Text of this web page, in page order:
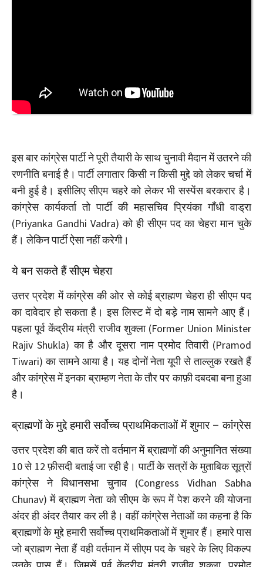
इस बार कांग्रेस पार्टी ने पूरी तैयारी के साथ चुनावी मैदान में उतरने की
रणनीति बनाई है। पार्टी लगातार किसी न किसी मुद्दे को लेकर चर्चा में
बनी हुई है। इसीलिए सीएम चहरे को लेकर भी सस्पेंस बरकरार है।
कांग्रेस कार्यकर्ता तो पार्टी की महासचिव प्रियंका गाँधी वाड्रा
(Priyanka Gandhi Vadra) को ही सीएम पद का चेहरा मान चुके
हैं। लेकिन पार्टी ऐसा नहीं करेगी।
ये बन सकते हैं सीएम चेहरा
उत्तर प्रदेश में कांग्रेस की ओर से कोई ब्राह्मण चेहरा ही सीएम पद
का दावेदार हो सकता है। इस लिस्ट में दो बड़े नाम सामने आए हैं।
पहला पूर्व केंद्रीय मंत्री राजीव शुक्ला (Former Union Minister
Rajiv Shukla) का है और दूसरा नाम प्रमोद तिवारी (Pramod
Tiwari) का सामने आया है। यह दोनों नेता यूपी से ताल्लुक रखते हैं
और कांग्रेस में इनका ब्राम्हण नेता के तौर पर काफ़ी दबदबा बना हुआ
है।
ब्राह्मणों के मुद्दे हमारी सर्वोच्च प्राथमिकताओं में शुमार – कांग्रेस
उत्तर प्रदेश की बात करें तो वर्तमान में ब्राह्मणों की अनुमानित संख्या
10 से 12 फ़ीसदी बताई जा रही है। पार्टी के सत्रों के मुताबिक सूत्रों
कांग्रेस ने विधानसभा चुनाव (Congress Vidhan Sabha
Chunav) में ब्राह्मण नेता को सीएम के रूप में पेश करने की योजना
अंदर ही अंदर तैयार कर ली है। वहीं कांग्रेस नेताओं का कहना है कि
ब्राह्मणों के मुद्दे हमारी सर्वोच्च प्राथमिकताओं में शुमार हैं। हमारे पास
जो ब्राह्मण नेता हैं वही वर्तमान में सीएम पद के चहरे के लिए विकल्प